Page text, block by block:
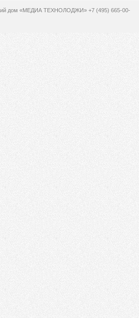
дом «МЕДИА ТЕХНОЛОДЖИ» +7 (495) 665-00-